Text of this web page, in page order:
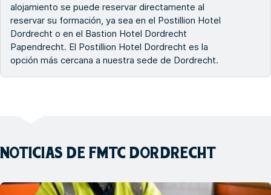
alojamiento se puede reservar directamente al
reservar su formación, ya sea en el Postillion Hotel
Dordrecht o en el Bastion Hotel Dordrecht
Papendrecht. El Postillion Hotel Dordrecht es la
opción más cercana a nuestra sede de Dordrecht.
NOTICIAS DE FMTC DORDRECHT